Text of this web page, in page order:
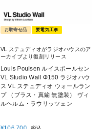
お取寄せ品 要電気工事
VL ステュディオがラジオハウスのア
ーカイブより復刻リリース
Louis Poulsen ルイスポールセン
VL Studio Wall Φ150 ラジオハウ
ス VL ステュディオ ウォールラン
プ （ブラス・真鍮 無塗装） ヴィ
ルヘルム・ラウリッツェン